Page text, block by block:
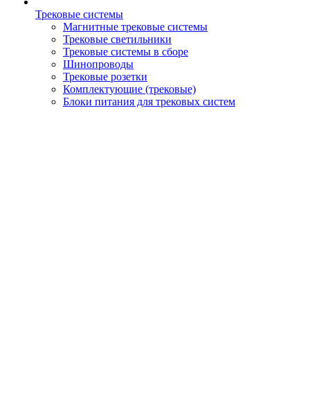
Трековые системы
Магнитные трековые системы
Трековые светильники
Трековые системы в сборе
Шинопроводы
Трековые розетки
Комплектующие (трековые)
Блоки питания для трековых систем